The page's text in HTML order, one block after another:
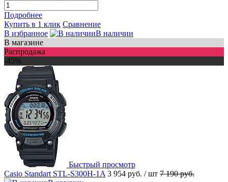
Подробнее
Купить в 1 клик Сравнение
В избранное
В наличии
В магазине
Распродажа
-45%
Быстрый просмотр
Casio Standart STL-S300H-1A 3 954 руб. / шт 7 190 руб.